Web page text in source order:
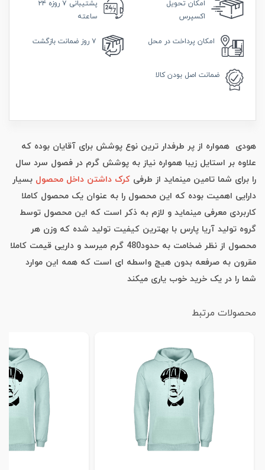
امکان تحویل
اکسپرس
پشتیبانی
۷ روزه ۲۴
ساعته
امکان پرداخت در محل ۷ روز ضمانت بازگشت
ضمانت اصل بودن کالا
هودی همواره از پر طرفدار ترین نوع پوشش برای آقایان بوده که
علاوه بر استایل زیبا همواره نیاز به پوشش گرم در فصول سرد سال
را برای شما تامین مینماید از طرفی کرک داشتن داخل محصول بسیار
دارایی اهمیت بوده که این محصول را به عنوان یک محصول کاملا
کاربردی معرفی مینماید و لازم به ذکر است که این محصول توسط
گروه تولید آریا پارس با بهترین کیفیت تولید شده که وزن هر
محصول از نظر ضخامت به حدود480 گرم میرسد و داریی قیمت کاملا
مقرون به صرفعه بدون هیچ واسطه ای است که همه این موارد
شما را در یک خرید خوب یاری میکند
محصولات مرتبط